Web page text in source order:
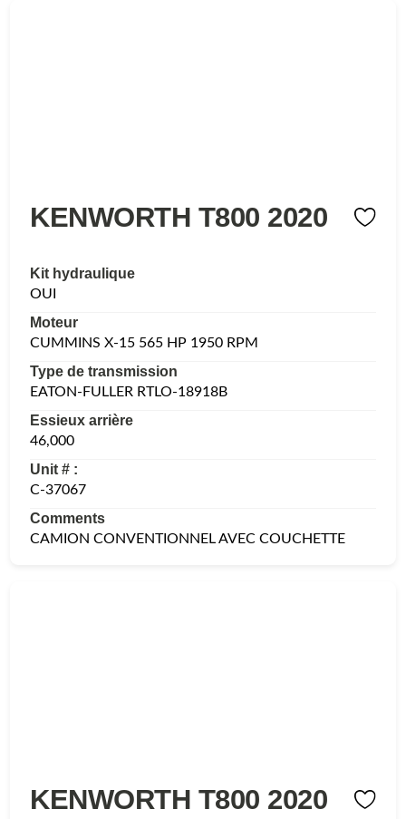
KENWORTH T800 2020
Kit hydraulique
OUI
Moteur
CUMMINS X-15 565 HP 1950 RPM
Type de transmission
EATON-FULLER RTLO-18918B
Essieux arrière
46,000
Unit # :
C-37067
Comments
CAMION CONVENTIONNEL AVEC COUCHETTE
KENWORTH T800 2020